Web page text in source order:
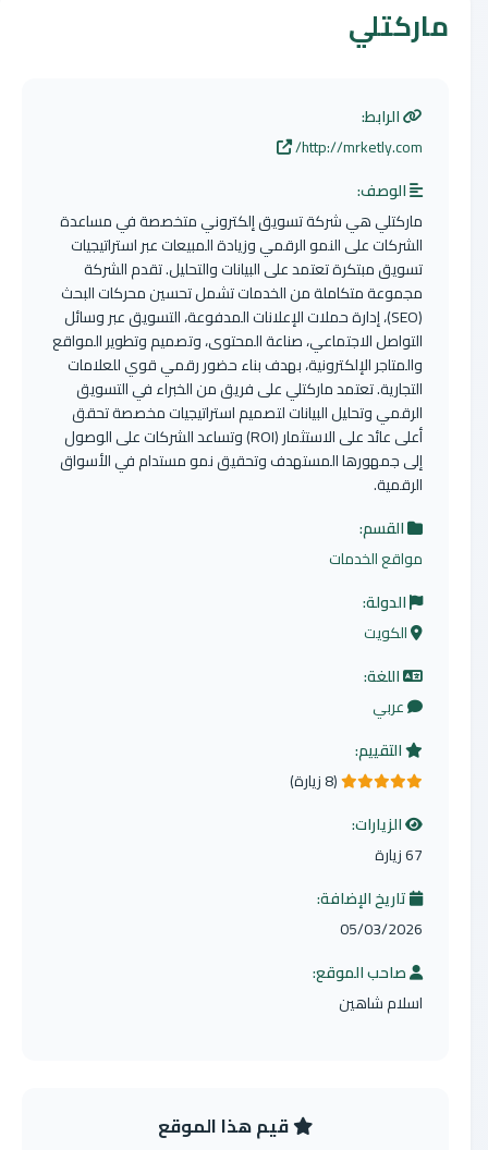
ماركتلي
الرابط:
http://mrketly.com/
الوصف:
ماركتلي هي شركة تسويق إلكتروني متخصصة في مساعدة
الشركات على النمو الرقمي وزيادة المبيعات عبر استراتيجيات
تسويق مبتكرة تعتمد على البيانات والتحليل. تقدم الشركة
مجموعة متكاملة من الخدمات تشمل تحسين محركات البحث
(SEO)، إدارة حملات الإعلانات المدفوعة، التسويق عبر وسائل
التواصل الاجتماعي، صناعة المحتوى، وتصميم وتطوير المواقع
والمتاجر الإلكترونية، بهدف بناء حضور رقمي قوي للعلامات
التجارية. تعتمد ماركتلي على فريق من الخبراء في التسويق
الرقمي وتحليل البيانات لتصميم استراتيجيات مخصصة تحقق
أعلى عائد على الاستثمار (ROI) وتساعد الشركات على الوصول
إلى جمهورها المستهدف وتحقيق نمو مستدام في الأسواق
الرقمية.
القسم:
مواقع الخدمات
الدولة:
الكويت
اللغة:
عربي
التقييم:
5.0 من 5 نجوم
(8 زيارة)
الزيارات:
67 زيارة
تاريخ الإضافة:
05/03/2026
صاحب الموقع:
اسلام شاهين
قيم هذا الموقع